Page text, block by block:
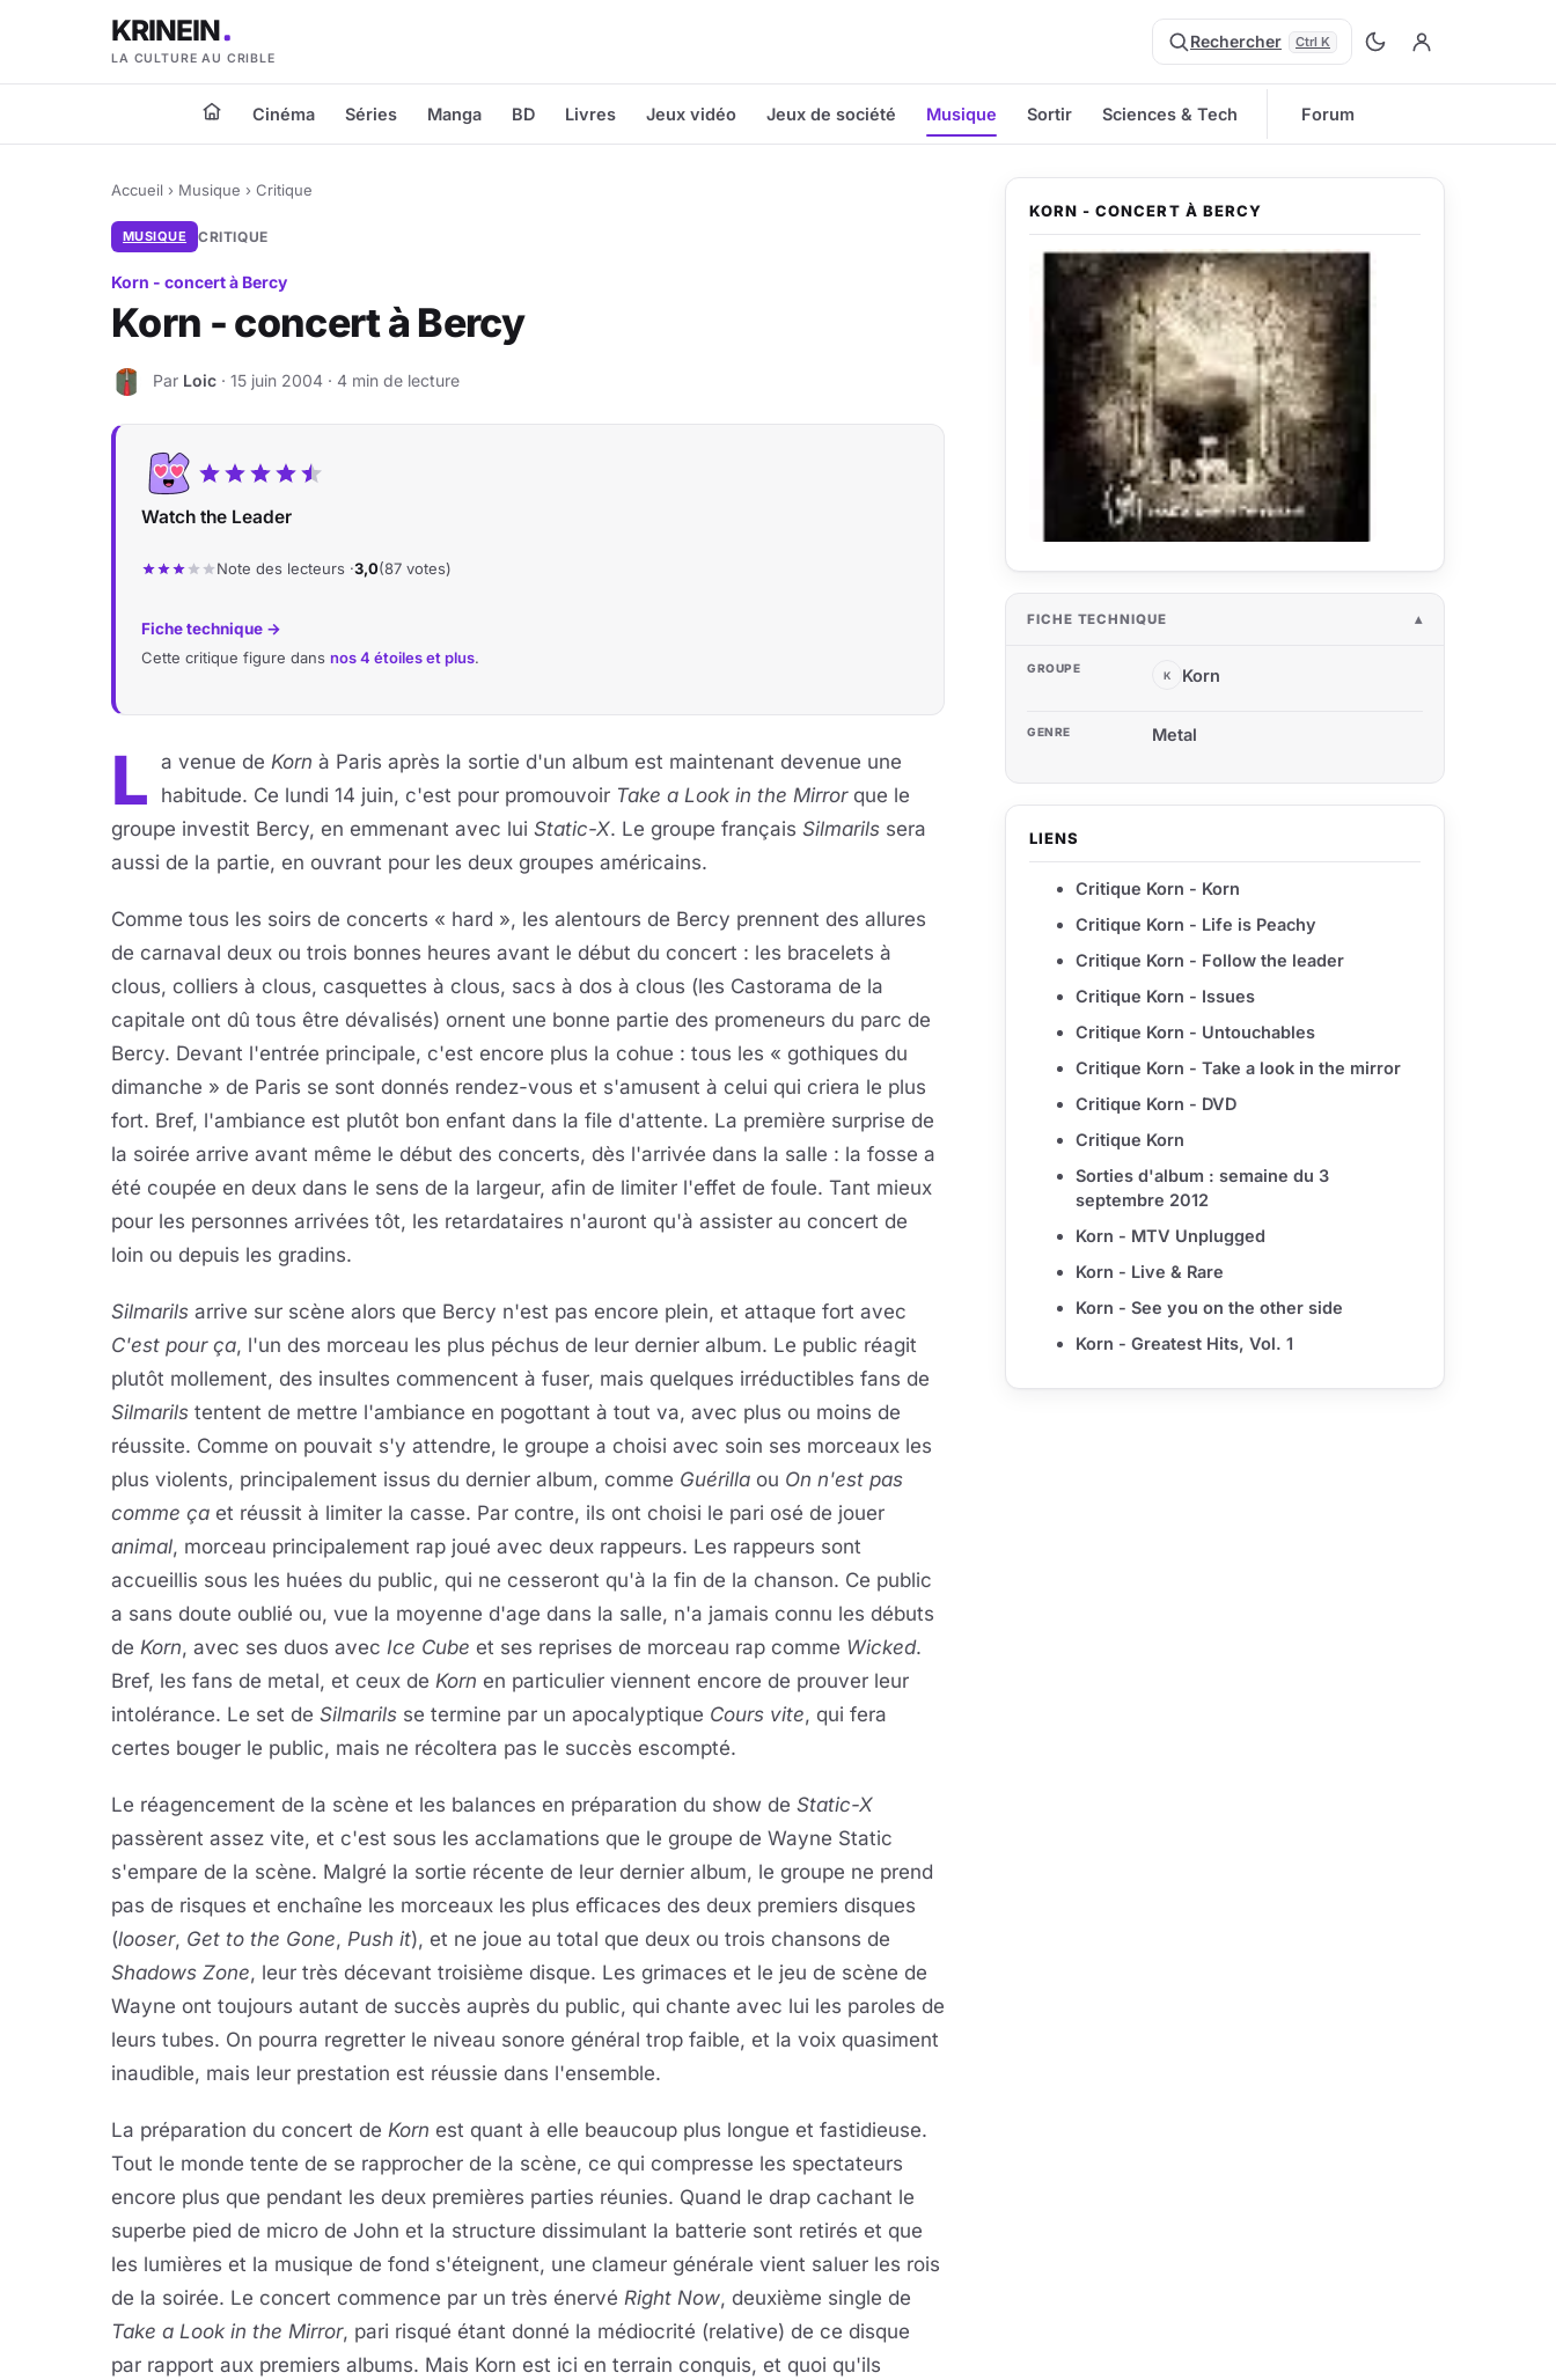
KRINEIN
LA CULTURE AU CRIBLE
Rechercher Ctrl K
Cinéma Séries Manga BD Livres Jeux vidéo Jeux de société Musique Sortir Sciences & Tech Forum
Accueil › Musique › Critique
MUSIQUE CRITIQUE
Korn - concert à Bercy
Korn - concert à Bercy
L Par Loic · 15 juin 2004 · 4 min de lecture
Watch the Leader
Note des lecteurs ·3,0(87 votes)
Fiche technique →
Cette critique figure dans nos 4 étoiles et plus.
L a venue de Korn à Paris après la sortie d'un album est maintenant devenue une
habitude. Ce lundi 14 juin, c'est pour promouvoir Take a Look in the Mirror que le
groupe investit Bercy, en emmenant avec lui Static-X. Le groupe français Silmarils sera
aussi de la partie, en ouvrant pour les deux groupes américains.
Comme tous les soirs de concerts « hard », les alentours de Bercy prennent des allures
de carnaval deux ou trois bonnes heures avant le début du concert : les bracelets à
clous, colliers à clous, casquettes à clous, sacs à dos à clous (les Castorama de la
capitale ont dû tous être dévalisés) ornent une bonne partie des promeneurs du parc de
Bercy. Devant l'entrée principale, c'est encore plus la cohue : tous les « gothiques du
dimanche » de Paris se sont donnés rendez-vous et s'amusent à celui qui criera le plus
fort. Bref, l'ambiance est plutôt bon enfant dans la file d'attente. La première surprise de
la soirée arrive avant même le début des concerts, dès l'arrivée dans la salle : la fosse a
été coupée en deux dans le sens de la largeur, afin de limiter l'effet de foule. Tant mieux
pour les personnes arrivées tôt, les retardataires n'auront qu'à assister au concert de
loin ou depuis les gradins.
Silmarils arrive sur scène alors que Bercy n'est pas encore plein, et attaque fort avec
C'est pour ça, l'un des morceau les plus péchus de leur dernier album. Le public réagit
plutôt mollement, des insultes commencent à fuser, mais quelques irréductibles fans de
Silmarils tentent de mettre l'ambiance en pogottant à tout va, avec plus ou moins de
réussite. Comme on pouvait s'y attendre, le groupe a choisi avec soin ses morceaux les
plus violents, principalement issus du dernier album, comme Guérilla ou On n'est pas
comme ça et réussit à limiter la casse. Par contre, ils ont choisi le pari osé de jouer
animal, morceau principalement rap joué avec deux rappeurs. Les rappeurs sont
accueillis sous les huées du public, qui ne cesseront qu'à la fin de la chanson. Ce public
a sans doute oublié ou, vue la moyenne d'age dans la salle, n'a jamais connu les débuts
de Korn, avec ses duos avec Ice Cube et ses reprises de morceau rap comme Wicked.
Bref, les fans de metal, et ceux de Korn en particulier viennent encore de prouver leur
intolérance. Le set de Silmarils se termine par un apocalyptique Cours vite, qui fera
certes bouger le public, mais ne récoltera pas le succès escompté.
Le réagencement de la scène et les balances en préparation du show de Static-X
passèrent assez vite, et c'est sous les acclamations que le groupe de Wayne Static
s'empare de la scène. Malgré la sortie récente de leur dernier album, le groupe ne prend
pas de risques et enchaîne les morceaux les plus efficaces des deux premiers disques
(looser, Get to the Gone, Push it), et ne joue au total que deux ou trois chansons de
Shadows Zone, leur très décevant troisième disque. Les grimaces et le jeu de scène de
Wayne ont toujours autant de succès auprès du public, qui chante avec lui les paroles de
leurs tubes. On pourra regretter le niveau sonore général trop faible, et la voix quasiment
inaudible, mais leur prestation est réussie dans l'ensemble.
La préparation du concert de Korn est quant à elle beaucoup plus longue et fastidieuse.
Tout le monde tente de se rapprocher de la scène, ce qui compresse les spectateurs
encore plus que pendant les deux premières parties réunies. Quand le drap cachant le
superbe pied de micro de John et la structure dissimulant la batterie sont retirés et que
les lumières et la musique de fond s'éteignent, une clameur générale vient saluer les rois
de la soirée. Le concert commence par un très énervé Right Now, deuxième single de
Take a Look in the Mirror, pari risqué étant donné la médiocrité (relative) de ce disque
par rapport aux premiers albums. Mais Korn est ici en terrain conquis, et quoi qu'ils
KORN - CONCERT À BERCY
FICHE TECHNIQUE
GROUPE K Korn
GENRE Metal
LIENS
Critique Korn - Korn
Critique Korn - Life is Peachy
Critique Korn - Follow the leader
Critique Korn - Issues
Critique Korn - Untouchables
Critique Korn - Take a look in the mirror
Critique Korn - DVD
Critique Korn
Sorties d'album : semaine du 3
septembre 2012
Korn - MTV Unplugged
Korn - Live & Rare
Korn - See you on the other side
Korn - Greatest Hits, Vol. 1